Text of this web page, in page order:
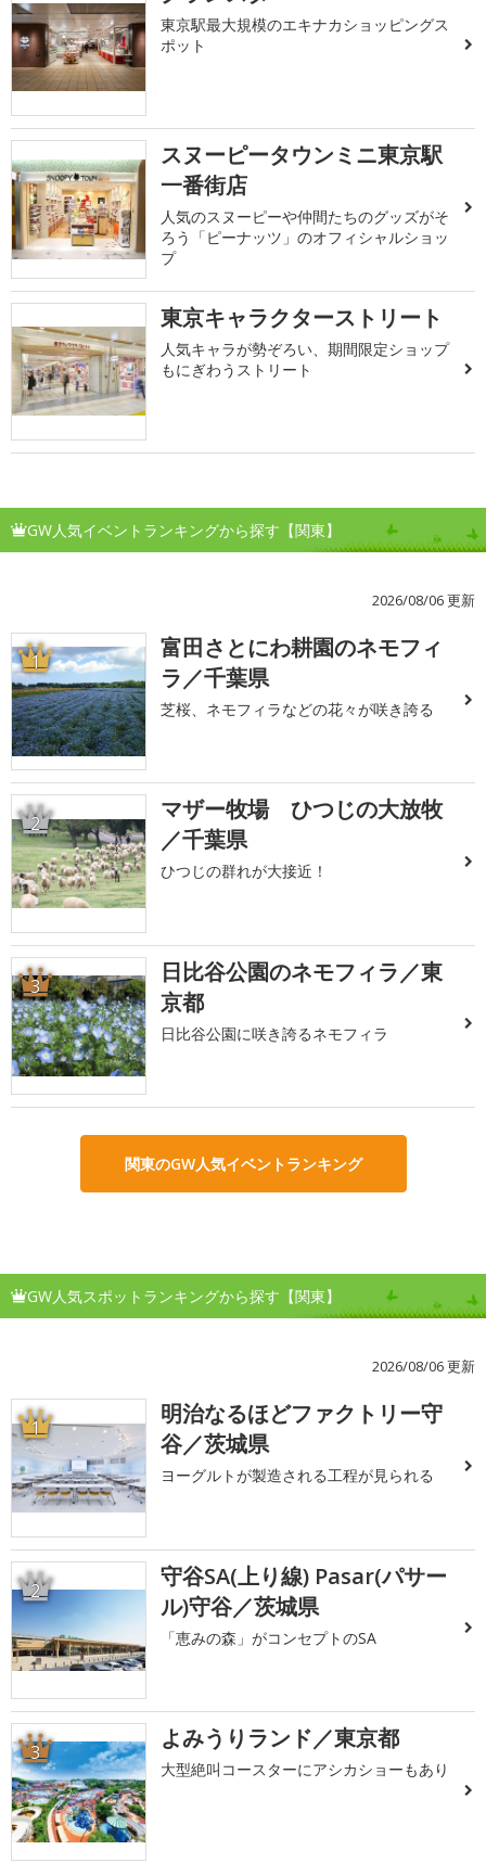
東京駅最大規模のエキナカショッピングス
ポット
スヌーピータウンミニ東京駅
一番街店
人気のスヌーピーや仲間たちのグッズがそ
ろう「ピーナッツ」のオフィシャルショッ
プ
東京キャラクターストリート
人気キャラが勢ぞろい、期間限定ショップ
もにぎわうストリート
GW人気イベントランキングから探す【関東】
2026/08/06 更新
1
富田さとにわ耕園のネモフィ
ラ／千葉県
芝桜、ネモフィラなどの花々が咲き誇る
2
マザー牧場 ひつじの大放牧
／千葉県
ひつじの群れが大接近！
3
日比谷公園のネモフィラ／東
京都
日比谷公園に咲き誇るネモフィラ
関東のGW人気イベントランキング
GW人気スポットランキングから探す【関東】
2026/08/06 更新
1
明治なるほどファクトリー守
谷／茨城県
ヨーグルトが製造される工程が見られる
2
守谷SA(上り線) Pasar(パサー
ル)守谷／茨城県
「恵みの森」がコンセプトのSA
3 よみうりランド／東京都
大型絶叫コースターにアシカショーもあり